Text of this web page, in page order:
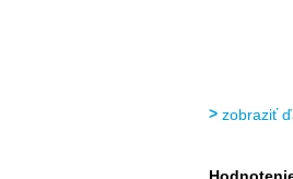
zobraziť